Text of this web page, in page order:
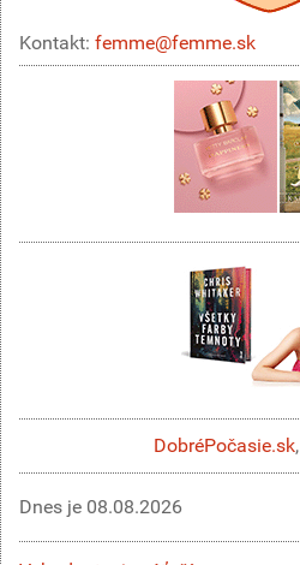
Kontakt: femme@femme.sk
DobréPočasie.sk,
Dnes je 08.08.2026